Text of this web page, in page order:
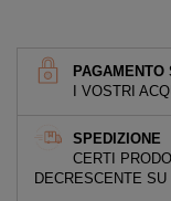
PAGAMENTO
I VOSTRI
SPEDIZIONE
CERTI
DECRESCENTE